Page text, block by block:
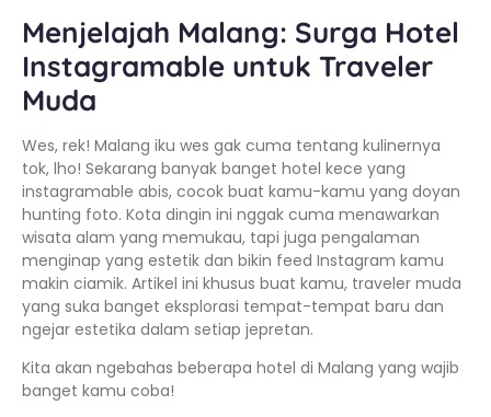
Menjelajah Malang: Surga Hotel
Instagramable untuk Traveler
Muda
Wes, rek! Malang iku wes gak cuma tentang kulinernya
tok, lho! Sekarang banyak banget hotel kece yang
instagramable abis, cocok buat kamu-kamu yang doyan
hunting foto. Kota dingin ini nggak cuma menawarkan
wisata alam yang memukau, tapi juga pengalaman
menginap yang estetik dan bikin feed Instagram kamu
makin ciamik. Artikel ini khusus buat kamu, traveler muda
yang suka banget eksplorasi tempat-tempat baru dan
ngejar estetika dalam setiap jepretan.
Kita akan ngebahas beberapa hotel di Malang yang wajib
banget kamu coba!